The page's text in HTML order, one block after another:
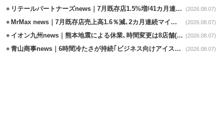
リテールパートナーズnews｜7月既存店1.5%増/41カ月連続増 (2026.08.07)
MrMax news｜7月既存店売上高1.6％減､2カ月連続マイナス (2026.08.07)
イオン九州news｜熊本地震による休業､時間変更は8店舗(8/7時点) (2026.08.07)
青山商事news｜6時間冷たさが持続｢ビジネス向けアイスベスト｣発売 (2026.08.07)